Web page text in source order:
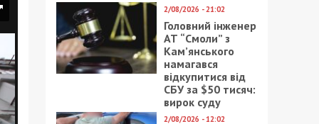
2/08/2026 - 21:02
Головний інженер
АТ “Смоли” з
Кам’янського
намагався
відкупитися від
СБУ за $50 тисяч:
вирок суду
2/08/2026 - 12:02